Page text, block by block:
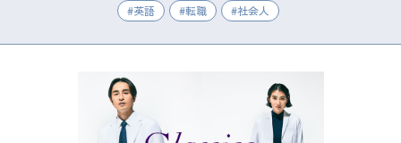
英語
転職 社会人